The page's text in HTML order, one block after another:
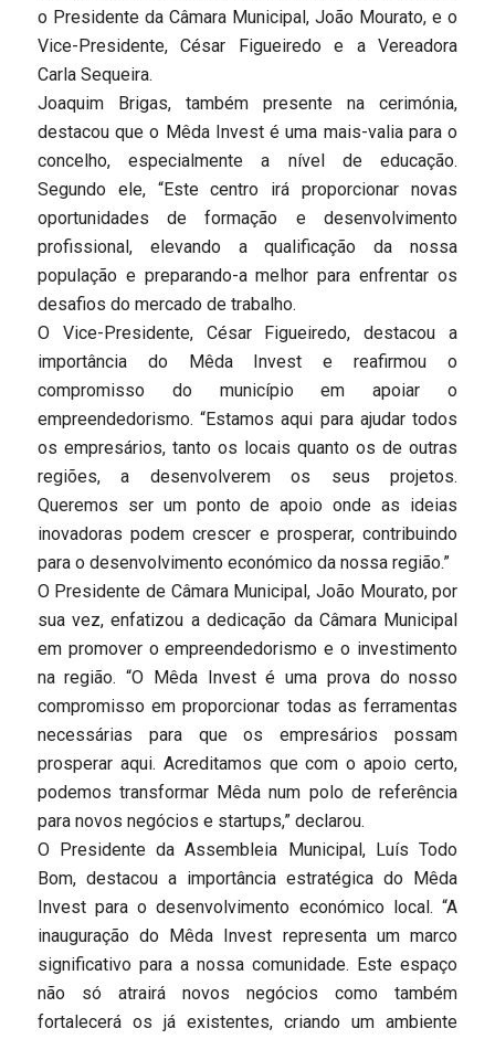
o Presidente da Câmara Municipal, João Mourato, e o
Vice-Presidente, César Figueiredo e a Vereadora
Carla Sequeira.
Joaquim Brigas, também presente na cerimónia,
destacou que o Mêda Invest é uma mais-valia para o
concelho, especialmente a nível de educação.
Segundo ele, “Este centro irá proporcionar novas
oportunidades de formação e desenvolvimento
profissional, elevando a qualificação da nossa
população e preparando-a melhor para enfrentar os
desafios do mercado de trabalho.
O Vice-Presidente, César Figueiredo, destacou a
importância do Mêda Invest e reafirmou o
compromisso do município em apoiar o
empreendedorismo. “Estamos aqui para ajudar todos
os empresários, tanto os locais quanto os de outras
regiões, a desenvolverem os seus projetos.
Queremos ser um ponto de apoio onde as ideias
inovadoras podem crescer e prosperar, contribuindo
para o desenvolvimento económico da nossa região.”
O Presidente de Câmara Municipal, João Mourato, por
sua vez, enfatizou a dedicação da Câmara Municipal
em promover o empreendedorismo e o investimento
na região. “O Mêda Invest é uma prova do nosso
compromisso em proporcionar todas as ferramentas
necessárias para que os empresários possam
prosperar aqui. Acreditamos que com o apoio certo,
podemos transformar Mêda num polo de referência
para novos negócios e startups,” declarou.
O Presidente da Assembleia Municipal, Luís Todo
Bom, destacou a importância estratégica do Mêda
Invest para o desenvolvimento económico local. “A
inauguração do Mêda Invest representa um marco
significativo para a nossa comunidade. Este espaço
não só atrairá novos negócios como também
fortalecerá os já existentes, criando um ambiente